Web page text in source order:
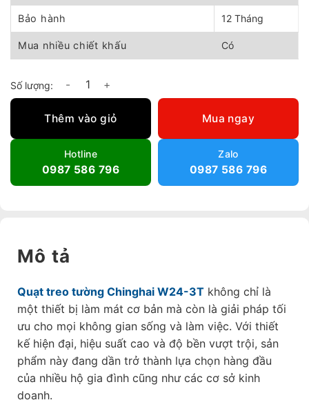
Bảo hành 12 Tháng
Mua nhiều chiết khấu Có
Quạt treo tường Chinghai W24-3T số lượng
Thêm vào giỏ Mua ngay
Hotline
0987 586 796
Zalo
0987 586 796
Mô tả
Quạt treo tường Chinghai W24-3T không chỉ là
một thiết bị làm mát cơ bản mà còn là giải pháp tối
ưu cho mọi không gian sống và làm việc. Với thiết
kế hiện đại, hiệu suất cao và độ bền vượt trội, sản
phẩm này đang dần trở thành lựa chọn hàng đầu
của nhiều hộ gia đình cũng như các cơ sở kinh
doanh.